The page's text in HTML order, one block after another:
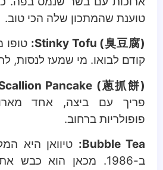
טוענת שהמתכון שלה הכי טוב.
Stinky Tofu (臭豆腐): טופו
קודם לבואו. מי שמעז לנסות,
Pancake (蔥抓餅):
פריך עם ביצה, אחד
פופולריות ברחוב.
Bubble Tea:
טיוואן היא
ב-1986. מכאן הוא כבש